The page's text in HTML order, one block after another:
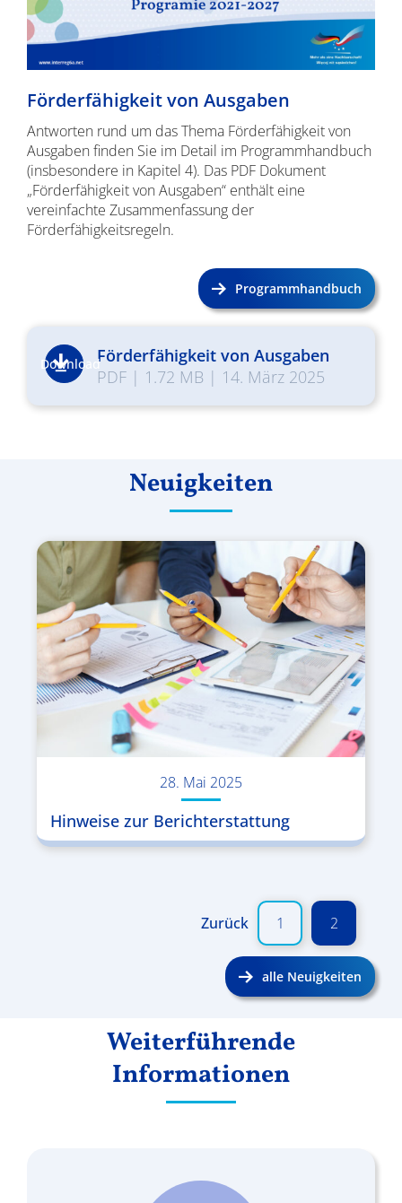
Förderfähigkeit von Ausgaben
Antworten rund um das Thema Förderfähigkeit von
Ausgaben finden Sie im Detail im Programmhandbuch
(insbesondere in Kapitel 4). Das PDF Dokument
„Förderfähigkeit von Ausgaben“ enthält eine
vereinfachte Zusammenfassung der
Förderfähigkeitsregeln.
Programmhandbuch
DownloadFörderfähigkeit von Ausgaben
PDF| 1.72 MB | 14. März 2025
Neuigkeiten
28. Mai 2025
Hinweise zur Berichterstattung
Zurück 1 2
alle Neuigkeiten
Weiterführende
Informationen